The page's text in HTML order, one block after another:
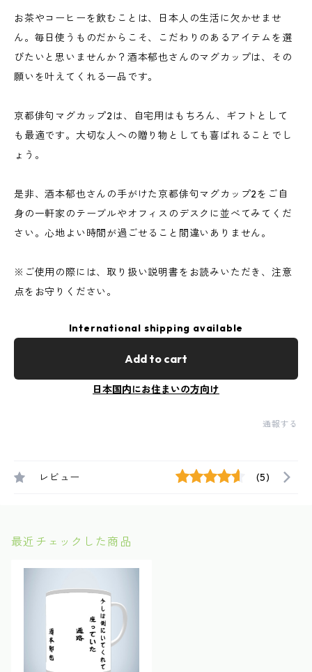
お茶やコーヒーを飲むことは、日本人の生活に欠かせませ
ん。毎日使うものだからこそ、こだわりのあるアイテムを選
びたいと思いませんか？酒本郁也さんのマグカップは、その
願いを叶えてくれる一品です。
京都俳句マグカップ2は、自宅用はもちろん、ギフトとして
も最適です。大切な人への贈り物としても喜ばれることでし
ょう。
是非、酒本郁也さんの手がけた京都俳句マグカップ2をご自
身の一軒家のテーブルやオフィスのデスクに並べてみてくだ
さい。心地よい時間が過ごせること間違いありません。
※ご使用の際には、取り扱い説明書をお読みいただき、注意
点をお守りください。
International shipping available
Add to cart
日本国内にお住まいの方向け
通報する
レビュー (5)
最近チェックした商品